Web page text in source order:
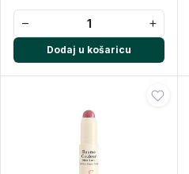
− +
Dodaj u košaricu